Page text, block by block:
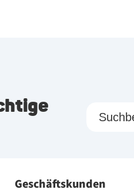
Geschäftskunden